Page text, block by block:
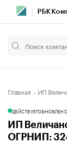
РБК
Главная ИП
ДЕЙСТВУЕТОБНОВЛЕНО
ИП
ОГРНИП: